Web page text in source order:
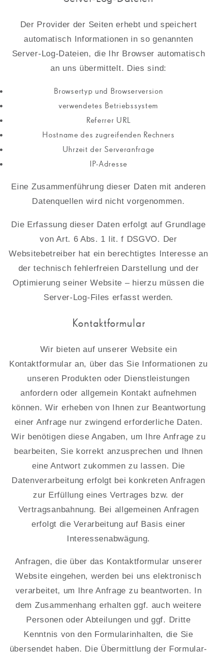
Der Provider der Seiten erhebt und speichert
automatisch Informationen in so genannten
Server-Log-Dateien, die Ihr Browser automatisch
an uns übermittelt. Dies sind:
Browsertyp und Browserversion
verwendetes Betriebssystem
Referrer URL
Hostname des zugreifenden Rechners
Uhrzeit der Serveranfrage
IP-Adresse
Eine Zusammenführung dieser Daten mit anderen
Datenquellen wird nicht vorgenommen.
Die Erfassung dieser Daten erfolgt auf Grundlage
von Art. 6 Abs. 1 lit. f DSGVO. Der
Websitebetreiber hat ein berechtigtes Interesse an
der technisch fehlerfreien Darstellung und der
Optimierung seiner Website – hierzu müssen die
Server-Log-Files erfasst werden.
Kontaktformular
Wir bieten auf unserer Website ein
Kontaktformular an, über das Sie Informationen zu
unseren Produkten oder Dienstleistungen
anfordern oder allgemein Kontakt aufnehmen
können. Wir erheben von Ihnen zur Beantwortung
einer Anfrage nur zwingend erforderliche Daten.
Wir benötigen diese Angaben, um Ihre Anfrage zu
bearbeiten, Sie korrekt anzusprechen und Ihnen
eine Antwort zukommen zu lassen. Die
Datenverarbeitung erfolgt bei konkreten Anfragen
zur Erfüllung eines Vertrages bzw. der
Vertragsanbahnung. Bei allgemeinen Anfragen
erfolgt die Verarbeitung auf Basis einer
Interessenabwägung.
Anfragen, die über das Kontaktformular unserer
Website eingehen, werden bei uns elektronisch
verarbeitet, um Ihre Anfrage zu beantworten. In
dem Zusammenhang erhalten ggf. auch weitere
Personen oder Abteilungen und ggf. Dritte
Kenntnis von den Formularinhalten, die Sie
übersendet haben. Die Übermittlung der Formular-